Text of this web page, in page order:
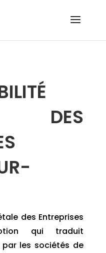
DES
des Entreprises
qui traduit
par les sociétés de